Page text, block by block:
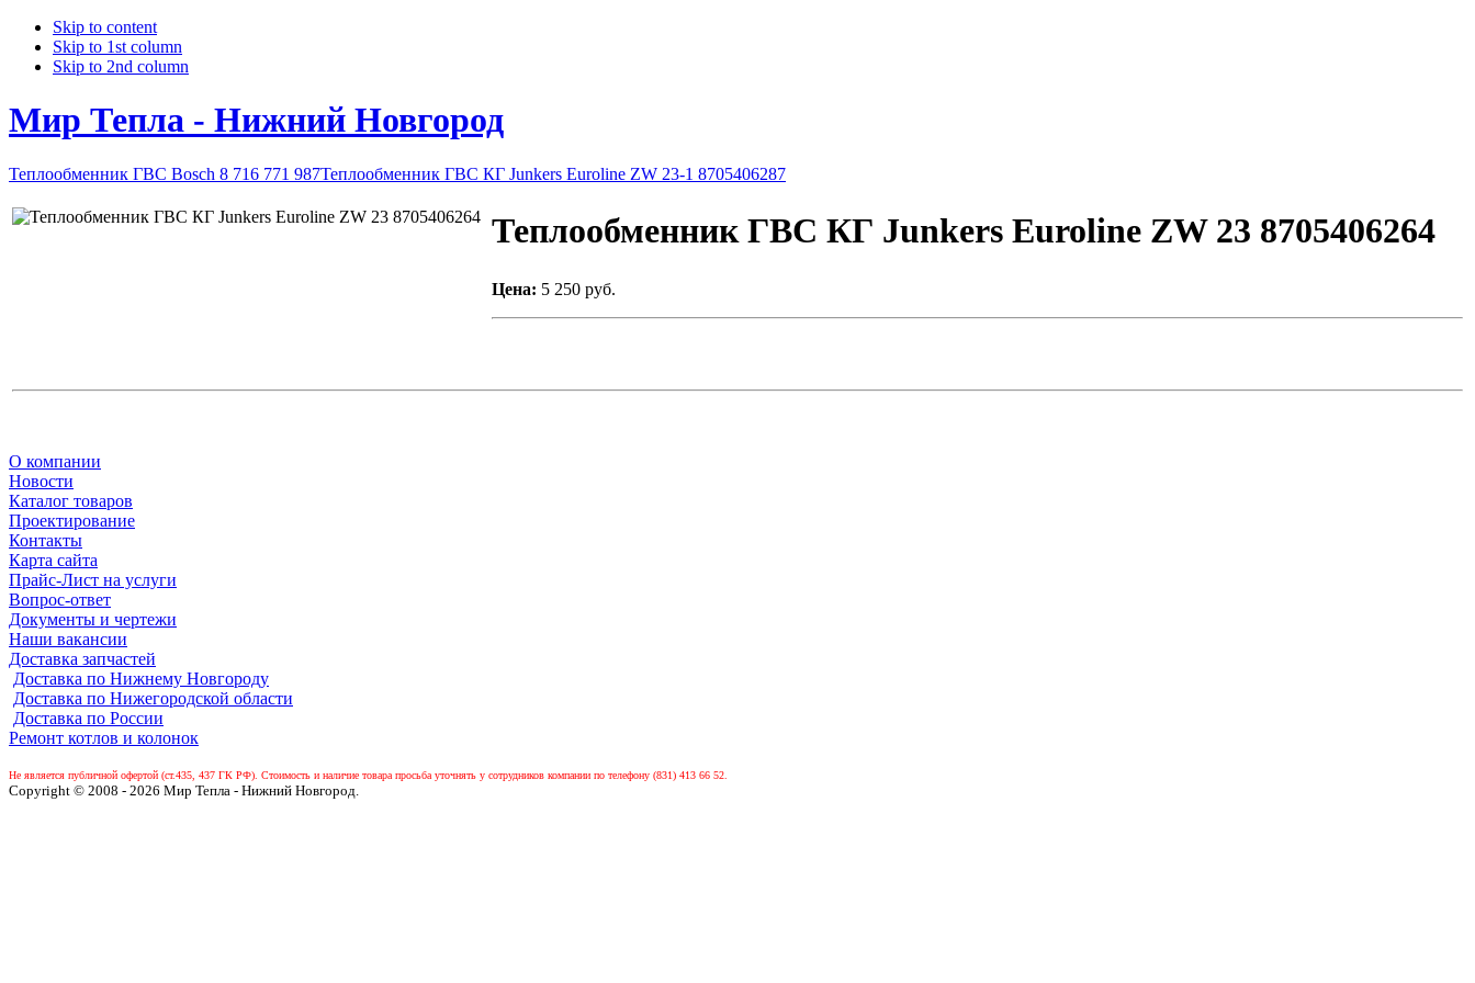
Skip to content
Skip to 1st column
Skip to 2nd column
Мир Тепла - Нижний Новгород
Теплообменник ГВС Bosch 8 716 771 987Теплообменник ГВС КГ Junkers Euroline ZW 23-1 8705406287
Теплообменник ГВС КГ Junkers Euroline ZW 23 8705406264
Цена: 5 250 руб.
О компании
Новости
Каталог товаров
Проектирование
Контакты
Карта сайта
Прайс-Лист на услуги
Вопрос-ответ
Документы и чертежи
Наши вакансии
Доставка запчастей
Доставка по Нижнему Новгороду
Доставка по Нижегородской области
Доставка по России
Ремонт котлов и колонок
Не является публичной офертой (ст.435, 437 ГК РФ). Стоимость и наличие товара просьба уточнять у сотрудников компании по телефону (831) 413 66 52.
Copyright © 2008 - 2026 Мир Тепла - Нижний Новгород.